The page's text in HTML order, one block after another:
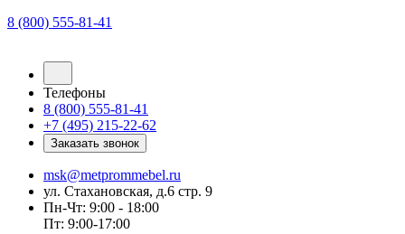
8 (800) 555-81-41
Телефоны
8 (800) 555-81-41
+7 (495) 215-22-62
Заказать звонок
msk@metprommebel.ru
ул. Стахановская, д.6 стр. 9
Пн-Чт: 9:00 - 18:00
Пт: 9:00-17:00